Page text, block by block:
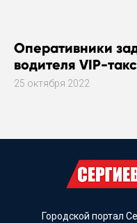
Оперативники
водителя VIP-
25 октября 2022
Городской портал